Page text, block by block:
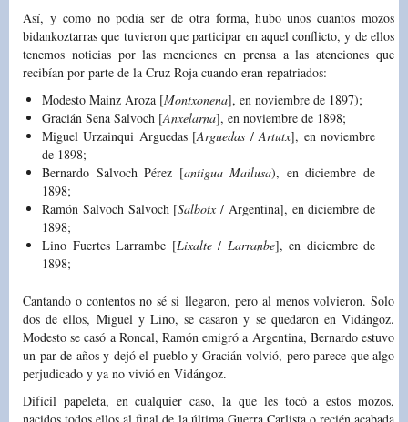
Así, y como no podía ser de otra forma, hubo unos cuantos mozos
bidankoztarras que tuvieron que participar en aquel conflicto, y de ellos
tenemos noticias por las menciones en prensa a las atenciones que
recibían por parte de la Cruz Roja cuando eran repatriados:
Modesto Mainz Aroza [Montxonena], en noviembre de 1897);
Gracián Sena Salvoch [Anxelarna], en noviembre de 1898;
Miguel Urzainqui Arguedas [Arguedas /Artutx], en noviembre
de 1898;
Bernardo Salvoch Pérez [antigua Mailusa), en diciembre de
1898;
Ramón Salvoch Salvoch [Salbotx / Argentina], en diciembre de
1898;
Lino Fuertes Larrambe [Lixalte/ Larranbe], en diciembre de
1898;
Cantando o contentos no sé si llegaron, pero al menos volvieron. Solo
dos de ellos, Miguel y Lino, se casaron y se quedaron en Vidángoz.
Modesto se casó a Roncal, Ramón emigró a Argentina, Bernardo estuvo
un par de años y dejó el pueblo y Gracián volvió, pero parece que algo
perjudicado y ya no vivió en Vidángoz.
Difícil papeleta, en cualquier caso, la que les tocó a estos mozos,